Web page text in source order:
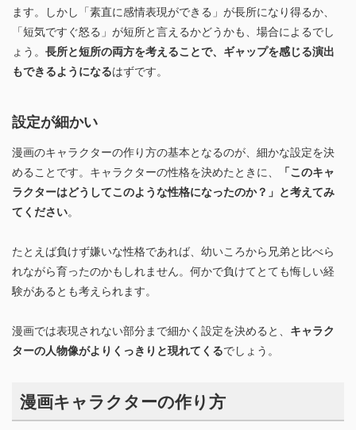
ます。しかし「素直に感情表現ができる」が長所になり得るか、
「短気ですぐ怒る」が短所と言えるかどうかも、場合によるでし
ょう。 長所と短所の両方を考えることで、ギャップを感じる演出
もできるようになるはずです。
設定が細かい
漫画のキャラクターの作り方の基本となるのが、細かな設定を決
めることです。キャラクターの性格を決めたときに、
「このキャ
ラクターはどうしてこのような性格になったのか？」と考えてみ
てください。
たとえば負けず嫌いな性格であれば、幼いころから兄弟と比べら
れながら育ったのかもしれません。何かで負けてとても悔しい経
験があるとも考えられます。
漫画では表現されない部分まで細かく設定を決めると、 キャラク
ターの人物像がよりくっきりと現れてくるでしょう。
漫画キャラクターの作り方